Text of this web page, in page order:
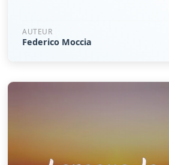
AUTEUR
Federico Moccia